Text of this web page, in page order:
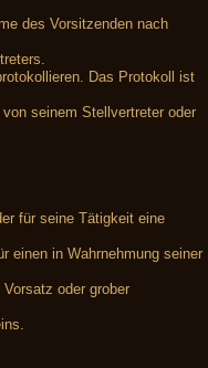
des Vorsitzenden nach
Das Protokoll ist
seinem Stellvertreter oder
für seine Tätigkeit eine
einen in Wahrnehmung seiner
oder grober